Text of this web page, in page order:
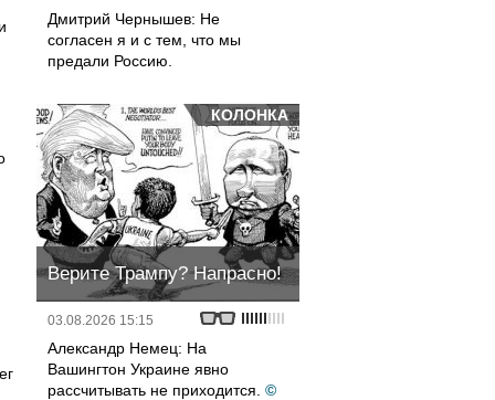
Дмитрий Чернышев: Не
согласен я и с тем, что мы
предали Россию.
КОЛОНКА
Верите Трампу? Напрасно!
03.08.2026 15:15
Александр Немец: На
Вашингтон Украине явно
рассчитывать не приходится. ©